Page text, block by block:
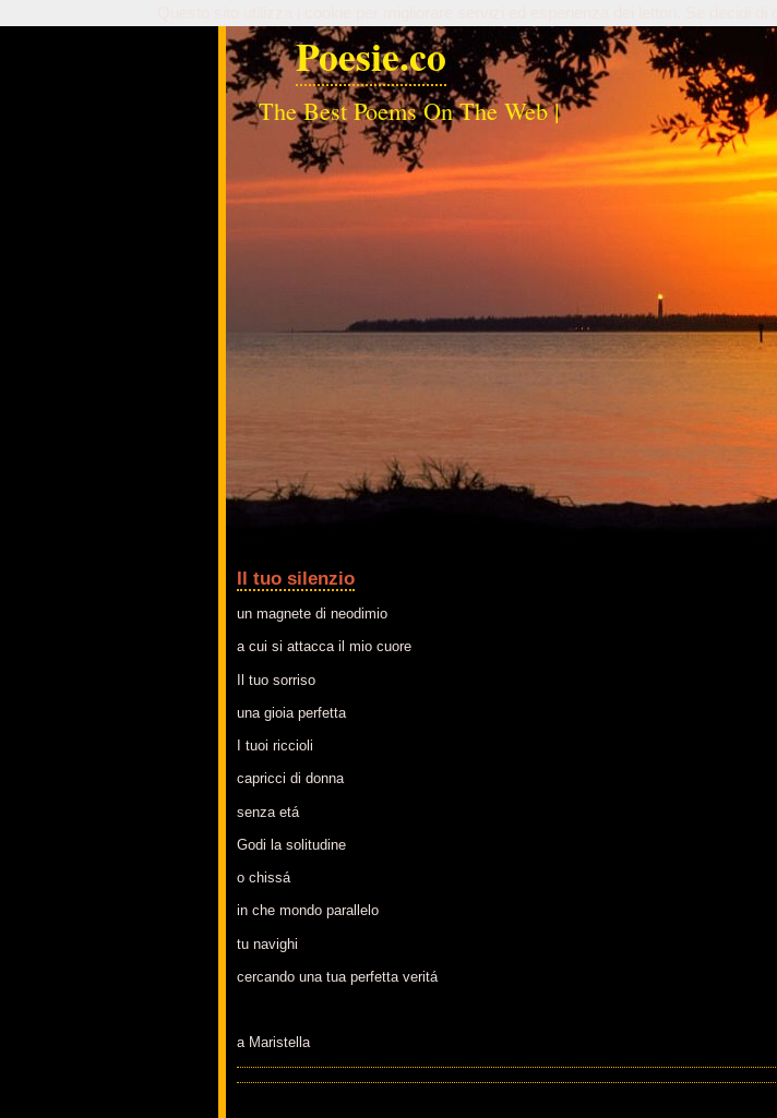
Poesie.co
The Best Poems On The Web |
Il tuo silenzio
un magnete di neodimio
a cui si attacca il mio cuore
Il tuo sorriso
una gioia perfetta
I tuoi riccioli
capricci di donna
senza etá
Godi la solitudine
o chissá
in che mondo parallelo
tu navighi
cercando una tua perfetta veritá
a Maristella